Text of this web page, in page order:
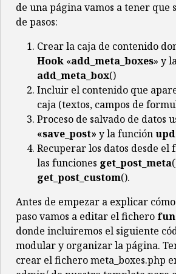
de una página vamos a tener que
de pasos:
Crear la caja de contenido
Hook «add_meta_boxes» y
add_meta_box()
Incluir el contenido que
caja (textos, campos de
Proceso de salvado de datos
«save_post» y la función
Recuperar los datos desde el
las funciones get_post_meta
get_post_custom().
Antes de empezar a explicar
paso vamos a editar el fichero
donde incluiremos el siguiente
modular y organizar la página.
crear el fichero meta_boxes.php